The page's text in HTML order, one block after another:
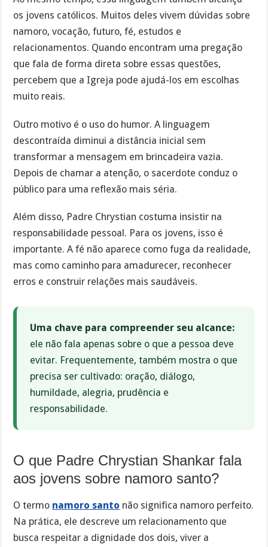
os jovens católicos. Muitos deles vivem dúvidas sobre
namoro, vocação, futuro, fé, estudos e
relacionamentos. Quando encontram uma pregação
que fala de forma direta sobre essas questões,
percebem que a Igreja pode ajudá-los em escolhas
muito reais.
Outro motivo é o uso do humor. A linguagem
descontraída diminui a distância inicial sem
transformar a mensagem em brincadeira vazia.
Depois de chamar a atenção, o sacerdote conduz o
público para uma reflexão mais séria.
Além disso, Padre Chrystian costuma insistir na
responsabilidade pessoal. Para os jovens, isso é
importante. A fé não aparece como fuga da realidade,
mas como caminho para amadurecer, reconhecer
erros e construir relações mais saudáveis.
Uma chave para compreender seu alcance:
ele não fala apenas sobre o que a pessoa deve
evitar. Frequentemente, também mostra o que
precisa ser cultivado: oração, diálogo,
humildade, alegria, prudência e
responsabilidade.
O que Padre Chrystian Shankar fala
aos jovens sobre namoro santo?
O termo namoro santo não significa namoro perfeito.
Na prática, ele descreve um relacionamento que
busca respeitar a dignidade dos dois, viver a